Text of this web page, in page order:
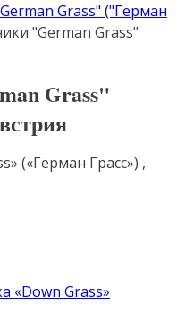
Grass" ("Герман
"German Grass"
Grass"
(«Герман Грасс») ,